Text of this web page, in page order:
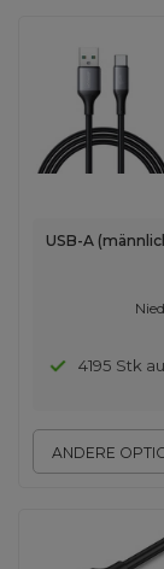
ANDERE
USB-A
4195 Stk